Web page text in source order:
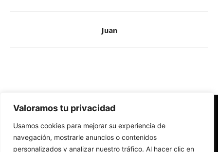
Valoramos tu privacidad
Usamos cookies para mejorar su experiencia de
navegación, mostrarle anuncios o contenidos
personalizados y analizar nuestro tráfico. Al hacer clic en
Juan
Redes Cristianas
Una mirada alternativa sobre la Iglesia católica y la sociedad
- Colectivos de Redes Cristianas